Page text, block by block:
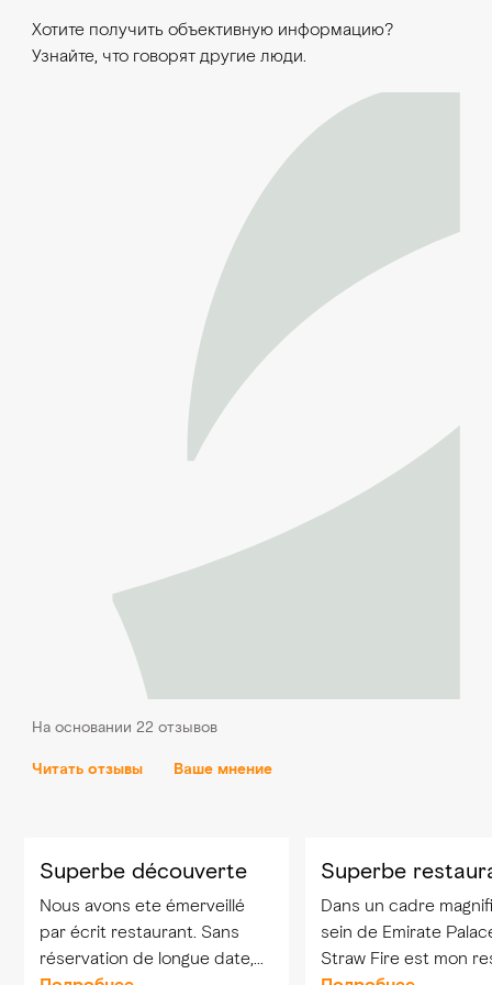
Хотите получить объективную информацию?
Узнайте, что говорят другие люди.
На основании 22 отзывов
Читать отзывы Ваше мнение
Superbe découverte
Nous avons ete émerveillé
par écrit restaurant. Sans
réservation de longue date,
Superbe
Dans un cadre
sein de Emirate Palace
Straw Fire est mon